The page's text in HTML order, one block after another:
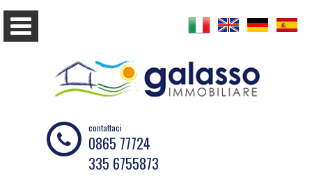
contattaci
0865 77724
335 6755873